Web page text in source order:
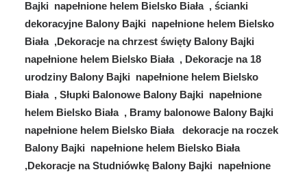
Bajki napełnione helem Bielsko Biała , ścianki
dekoracyjne Balony Bajki napełnione helem Bielsko
Biała ,Dekoracje na chrzest święty Balony Bajki
napełnione helem Bielsko Biała , Dekoracje na 18
urodziny Balony Bajki napełnione helem Bielsko
Biała , Słupki Balonowe Balony Bajki napełnione
helem Bielsko Biała , Bramy balonowe Balony Bajki
napełnione helem Bielsko Biała dekoracje na roczek
Balony Bajki napełnione helem Bielsko Biała
,Dekoracje na Studniówkę Balony Bajki napełnione